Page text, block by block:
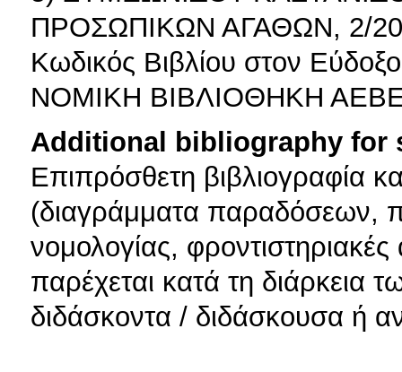
ΠΡΟΣΩΠΙΚΩΝ ΑΓΑΘΩΝ, 2/
Κωδικός Βιβλίου στον
ΝΟΜΙΚΗ ΒΙΒΛΙΟΘΗΚΗ
Additional bibliography for
Επιπρόσθετη βιβλιογραφία
(διαγράμματα παραδόσεων,
νομολογίας,
παρέχεται κατά τη διάρκεια
διδάσκοντα / διδάσκουσα ή